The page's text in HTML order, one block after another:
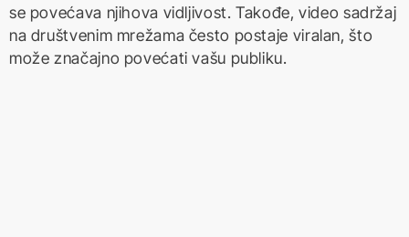
se povećava njihova vidljivost. Takođe, video sadržaj
na društvenim mrežama često postaje viralan, što
može značajno povećati vašu publiku.